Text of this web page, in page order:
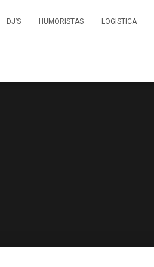
DJ’S HUMORISTAS LOGISTICA